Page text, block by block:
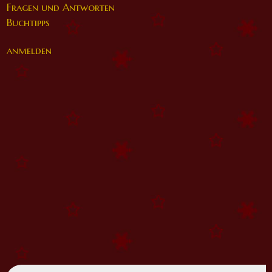
Fragen und Antworten
Buchtipps
anmelden